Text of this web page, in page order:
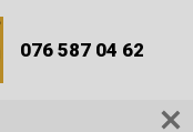
076 587 04 62